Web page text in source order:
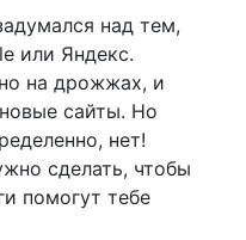
над тем,
или Яндекс.
на дрожжах, и
сайты. Но
нет!
сделать, чтобы
помогут тебе